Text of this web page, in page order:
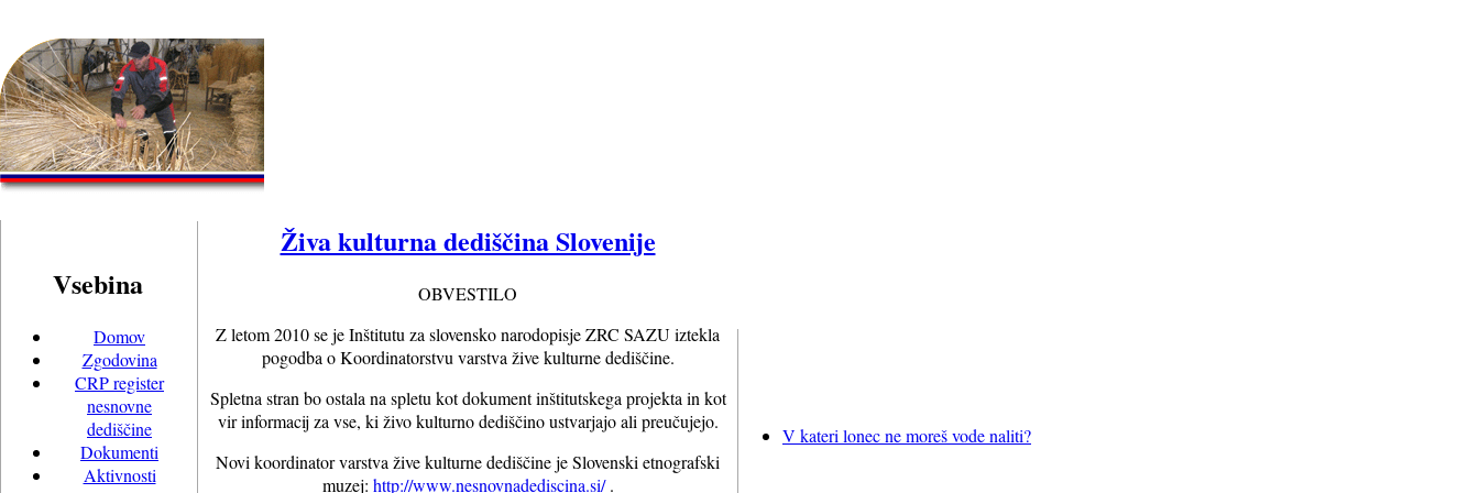
Vsebina
Domov
Zgodovina
CRP register
nesnovne
dediščine
Dokumenti
Aktivnosti
Živa kulturna dediščina Slovenije
OBVESTILO
Z letom 2010 se je Inštitutu za slovensko narodopisje ZRC SAZU iztekla
pogodba o Koordinatorstvu varstva žive kulturne dediščine.
Spletna stran bo ostala na spletu kot dokument inštitutskega projekta in kot
vir informacij za vse, ki živo kulturno dediščino ustvarjajo ali preučujejo.
Novi koordinator varstva žive kulturne dediščine je Slovenski etnografski
muzej: http://www.nesnovnadediscina.si/.
V kateri lonec ne moreš vode naliti?